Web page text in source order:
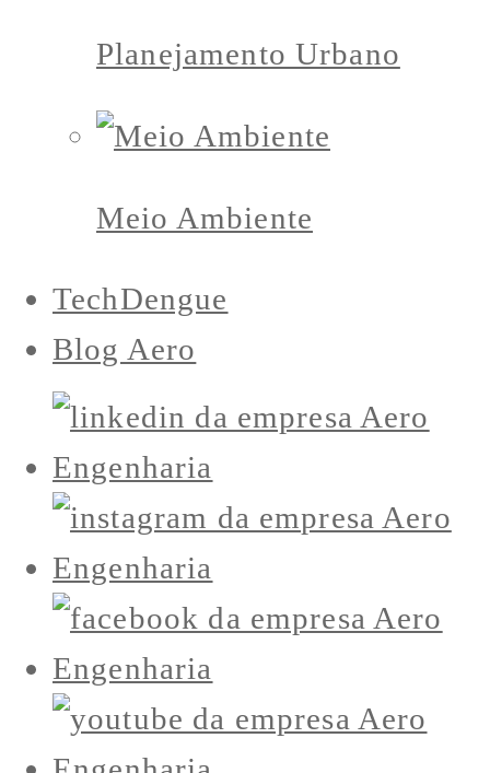
Planejamento Urbano
Meio Ambiente
TechDengue
Blog Aero